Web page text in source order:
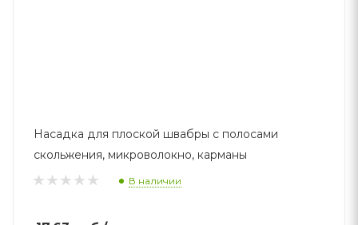
Насадка для плоской швабры с полосами
скольжения, микроволокно, карманы
В наличии